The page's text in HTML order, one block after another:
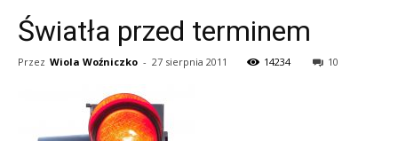
Światła przed terminem
Przez Wiola Woźniczko - 27 sierpnia 2011 14234 10